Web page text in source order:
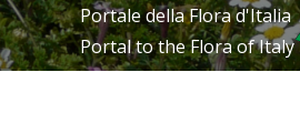
Portale della Flora d'Italia
Portal to the Flora of Italy